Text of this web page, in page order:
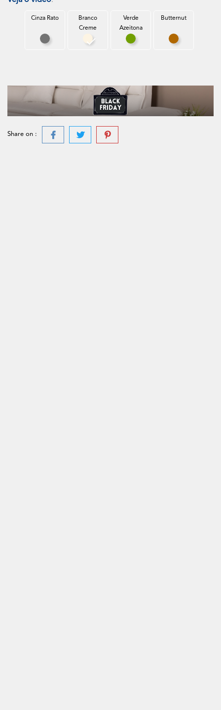
Cinza Rato
Cinza Rato
Branco
Creme
Branco Creme
Verde
Azeitona
Verde Azeitona
Butternut
Butternut
Share on :